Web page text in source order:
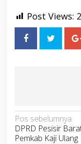
Post Views:
Navigasi
pos
Pos sebelumnya
DPRD Pesisir
Pemkab Kaji Ulang